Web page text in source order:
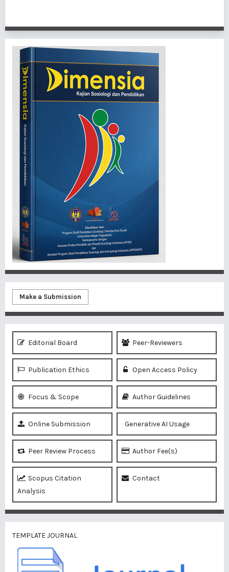
Make a Submission
Editorial Board Peer-Reviewers
Publication Ethics Open Access Policy
Focus & Scope Author Guidelines
Online Submission Generative AI Usage
Peer Review Process Author Fee(s)
Scopus Citation
Analysis
Contact
TEMPLATE JOURNAL